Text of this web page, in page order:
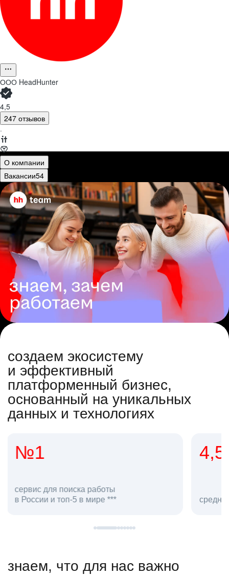
ООО HeadHunter
4,5
247 отзывов
·
О компании
Вакансии54
создаем экосистему
и эффективный
платформенный бизнес,
основанный на уникальных
данных и технологиях
4,5
средняя оценка hh.ru как работодателя **
в hh.ru
знаем, что для нас важно